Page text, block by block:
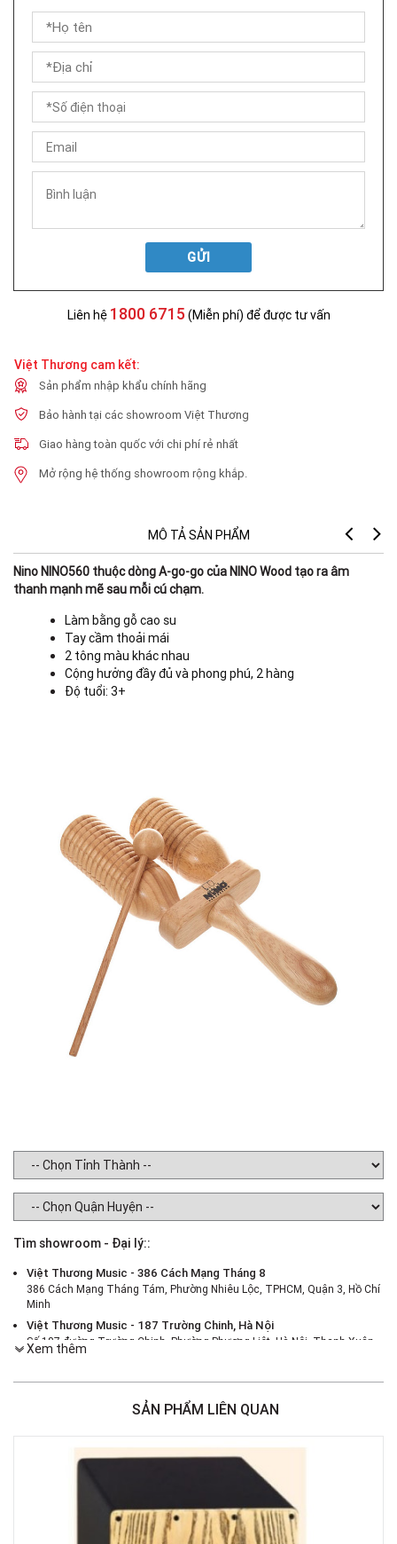
GỬI
Liên hệ 1800 6715 (Miễn phí) để được tư vấn
Việt Thương cam kết:
Sản phẩm nhập khẩu chính hãng
Bảo hành tại các showroom Việt Thương
Giao hàng toàn quốc với chi phí rẻ nhất
Mở rộng hệ thống showroom rộng khắp.
MÔ TẢ SẢN PHẨM
Nino NINO560 thuộc dòng A-go-go của NINO Wood tạo ra âm
thanh mạnh mẽ sau mỗi cú chạm.
Làm bằng gỗ cao su
Tay cầm thoải mái
2 tông màu khác nhau
Cộng hưởng đầy đủ và phong phú, 2 hàng
Độ tuổi: 3+
Tìm showroom - Đại lý::
Việt Thương Music - 386 Cách Mạng Tháng 8
386 Cách Mạng Tháng Tám, Phường Nhiêu Lộc, TPHCM, Quận 3, Hồ Chí
Minh
Việt Thương Music - 187 Trường Chinh, Hà Nội
Số 187 đường Trường Chinh, Phường Phương Liệt, Hà Nội, Thanh Xuân ,
Hà Nội
Việt Thương Music - 46 Hào Nam
Việt Thương Music - Crescent Mall
Phường Tân Mỹ, TPHCM, Quận 7, Hồ Chí Minh
Việt Thương Music - 180 Võ Thị Sáu
180B Võ Thị Sáu, Phường Xuân Hòa, TPHCM, Quận 3, Hồ Chí Minh
Việt Thương Music - 369 Điện Biên Phủ
369 Điện Biên Phủ, Phường Bàn Cờ, TPHCM, Quận 3, Hồ Chí Minh
Xem thêm
SẢN PHẨM LIÊN QUAN